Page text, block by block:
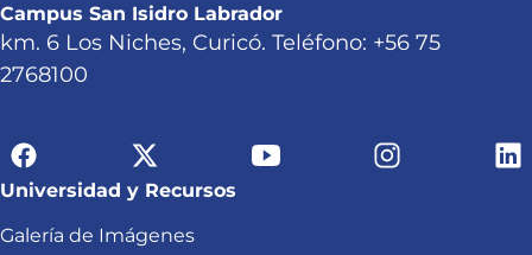
Campus San Isidro Labrador
km. 6 Los Niches, Curicó. Teléfono: +56 75
2768100
Universidad y Recursos
Galería de Imágenes